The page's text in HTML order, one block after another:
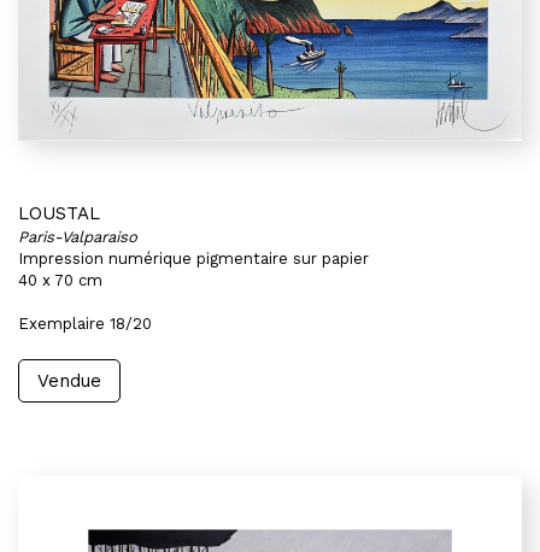
LOUSTAL
Paris-Valparaiso
Impression numérique pigmentaire sur papier
40 x 70 cm
Exemplaire 18/20
Vendue